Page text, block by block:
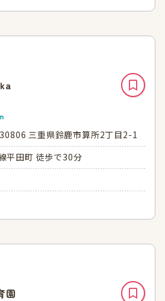
三重県鈴鹿市算所2丁目2-1
平田町 徒歩で30分
園